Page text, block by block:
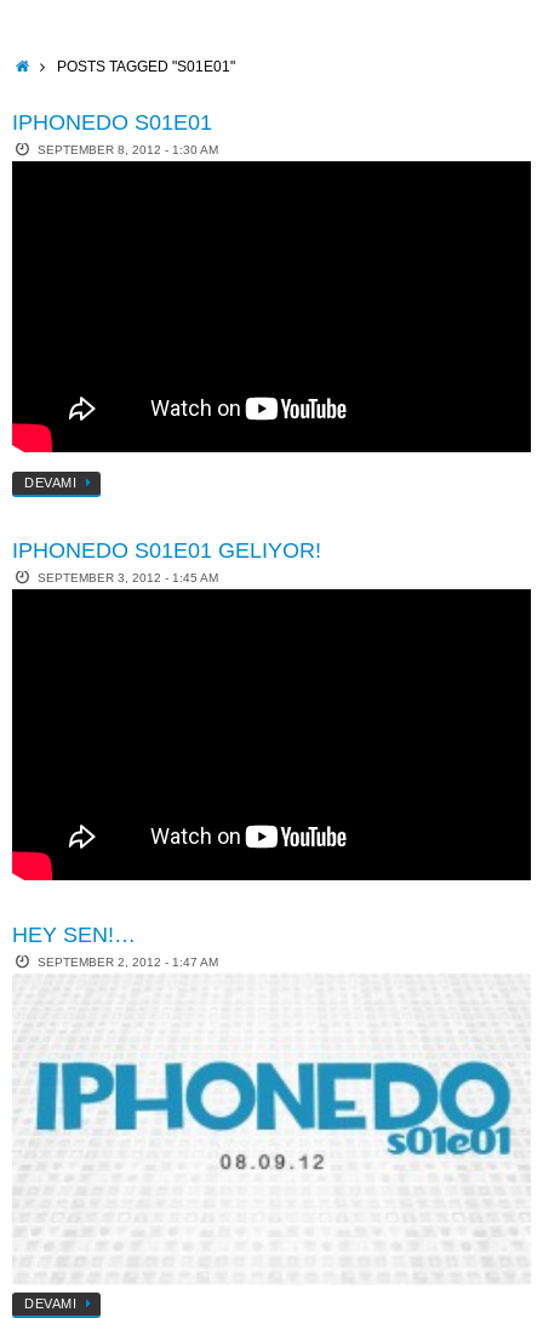
contentHOMEPOSTS TAGGED "S01E01"
IPHONEDO S01E01
SEPTEMBER 8, 2012 - 1:30 AM
DEVAMI
IPHONEDO S01E01 GELIYOR!
SEPTEMBER 3, 2012 - 1:45 AM
HEY SEN!…
SEPTEMBER 2, 2012 - 1:47 AM
DEVAMI